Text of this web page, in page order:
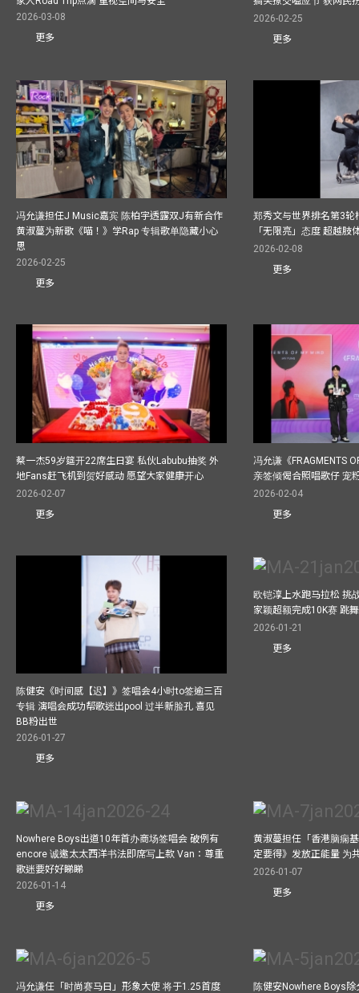
2026-03-08
更多
2026-02-25
更多
冯允谦担任J Music嘉宾 陈柏宇透露双J有新合作
黄淑蔓为新歌《喵！》学Rap 专辑歌单隐藏小心
思
2026-02-25
更多
郑秀文与世界排名第3轮
「无限亮」态度 超越肢
2026-02-08
更多
蔡一杰59岁筵开22席生日宴 私伙Labubu抽奖 外
地Fans赶飞机到贺好感动 愿望大家健康开心
2026-02-07
更多
冯允谦《FRAGMENTS
亲签倾偈合照唱歌仔 宠
2026-02-04
更多
陈健安《时间感【迟】》签唱会4小时to签逾三百
专辑 演唱会成功帮歌迷出pool 过半新脸孔 喜见
BB粉出世
2026-01-27
更多
欧铠淳上水跑马拉松 挑
家颖超额完成10K赛 跳
2026-01-21
更多
Nowhere Boys出道10年首办商场签唱会 破例有
encore 诚邀太太西洋书法即席写上款 Van：尊重
歌迷要好好睇睇
2026-01-14
更多
黄淑蔓担任「香港脑痫
定要得》发放正能量 为
2026-01-07
更多
冯允谦任「时尚赛马日」形象大使 将于1.25首度
陈健安Nowhere Boys